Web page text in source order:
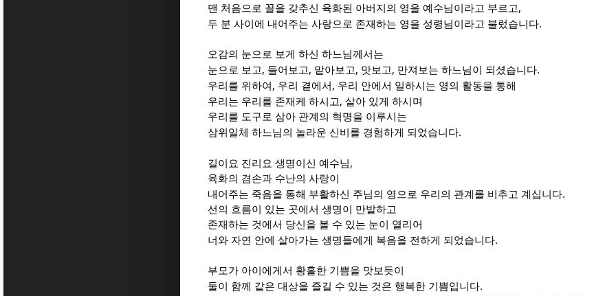
맨 처음으로 꼴을 갖추신 육화된 아버지의 영을 예수님이라고 부르고,
두 분 사이에 내어주는 사랑으로 존재하는 영을 성령님이라고 불렀습니다.
오감의 눈으로 보게 하신 하느님께서는
눈으로 보고, 들어보고, 맡아보고, 맛보고, 만져보는 하느님이 되셨습니다.
우리를 위하여 , 우리 곁에서 , 우리 안에서 일하시는 영의 활동을 통해
우리는 우리를 존재케 하시고, 살아 있게 하시며
우리를 도구로 삼아 관계의 혁명을 이루시는
삼위일체 하느님의 놀라운 신비를 경험하게 되었습니다.
길이요 진리요 생명이신 예수님,
육화의 겸손과 수난의 사랑이
내어주는 죽음을 통해 부활하신 주님의 영으로 우리의 관계를 비추고 계십니다.
선의 흐름이 있는 곳에서 생명이 만발하고
존재하는 것에서 당신을 볼 수 있는 눈이 열리어
너와 자연 안에 살아가는 생명들에게 복음을 전하게 되었습니다.
부모가 아이에게서 황홀한 기쁨을 맛보듯이
둘이 함께 같은 대상을 즐길 수 있는 것은 행복한 기쁨입니다.